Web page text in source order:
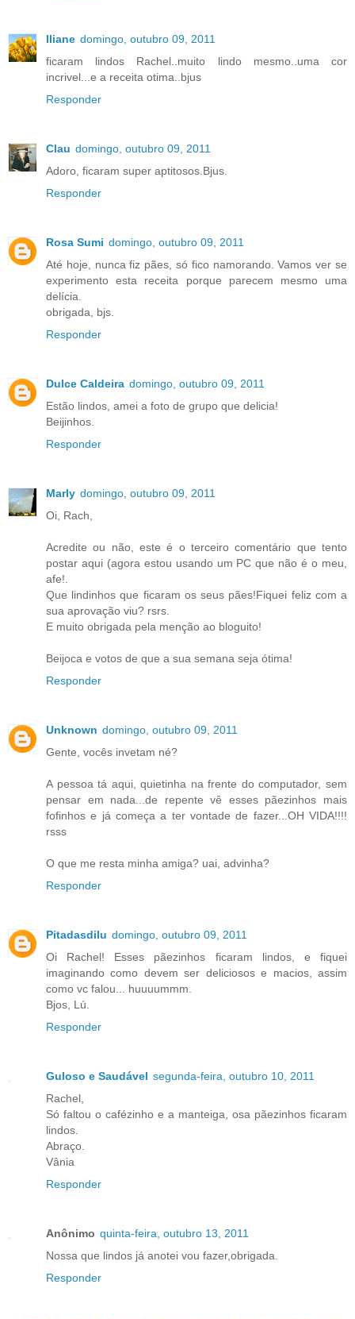
Iliane domingo, outubro 09, 2011
ficaram lindos Rachel..muito lindo mesmo..uma cor
incrivel...e a receita otima..bjus
Responder
Clau domingo, outubro 09, 2011
Adoro, ficaram super aptitosos.Bjus.
Responder
Rosa Sumi domingo, outubro 09, 2011
Até hoje, nunca fiz pães, só fico namorando. Vamos ver se
experimento esta receita porque parecem mesmo uma
delícia.
obrigada, bjs.
Responder
Dulce Caldeira domingo, outubro 09, 2011
Estão lindos, amei a foto de grupo que delicia!
Beijinhos.
Responder
Marly domingo, outubro 09, 2011
Oi, Rach,
Acredite ou não, este é o terceiro comentário que tento
postar aqui (agora estou usando um PC que não é o meu,
afe!.
Que lindinhos que ficaram os seus pães!Fiquei feliz com a
sua aprovação viu? rsrs.
E muito obrigada pela menção ao bloguito!
Beijoca e votos de que a sua semana seja ótima!
Responder
Unknown domingo, outubro 09, 2011
Gente, vocês invetam né?
A pessoa tá aqui, quietinha na frente do computador, sem
pensar em nada...de repente vê esses pãezinhos mais
fofinhos e já começa a ter vontade de fazer...OH VIDA!!!!
rsss
O que me resta minha amiga? uai, advinha?
Responder
Pitadasdilu domingo, outubro 09, 2011
Oi Rachel! Esses pãezinhos ficaram lindos, e fiquei
imaginando como devem ser deliciosos e macios, assim
como vc falou... huuuummm.
Bjos, Lú.
Responder
Guloso e Saudável segunda-feira, outubro 10, 2011
Rachel,
Só faltou o cafézinho e a manteiga, osa pãezinhos ficaram
lindos.
Abraço.
Vânia
Responder
Anônimo quinta-feira, outubro 13, 2011
Nossa que lindos já anotei vou fazer,obrigada.
Responder